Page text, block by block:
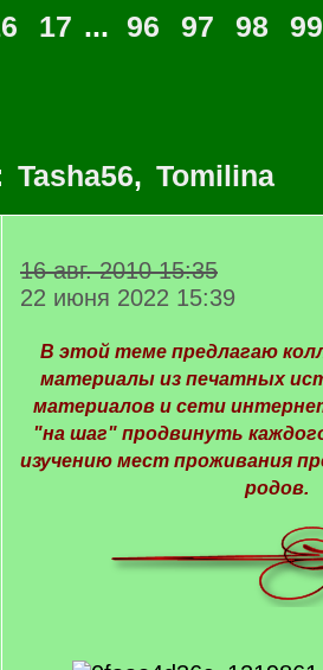
17 ... 96 97 98
99
Tasha56, Tomilina
16 авг. 2010 15:35
22 июня 2022 15:39
В этой теме предлагаю
материалы из печатных
материалов и сети
"на шаг" продвинуть
изучению мест проживания
родов.